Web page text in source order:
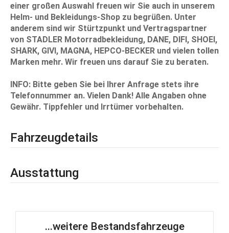
einer großen Auswahl freuen wir Sie auch in unserem
Helm- und Bekleidungs-Shop zu begrüßen. Unter
anderem sind wir Stürtzpunkt und Vertragspartner
von STADLER Motorradbekleidung, DANE, DIFI, SHOEI,
SHARK, GIVI, MAGNA, HEPCO-BECKER und vielen tollen
Marken mehr. Wir freuen uns darauf Sie zu beraten.
INFO: Bitte geben Sie bei Ihrer Anfrage stets ihre
Telefonnummer an. Vielen Dank! Alle Angaben ohne
Gewähr. Tippfehler und Irrtümer vorbehalten.
Fahrzeugdetails
Ausstattung
...weitere Bestandsfahrzeuge